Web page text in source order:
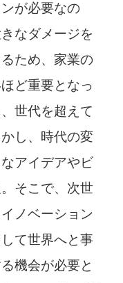
が必要なの
なダメージを
ため、家業の
ど重要となっ
世代を超えて
し、時代の変
アイデアやビ
そこで、次世
ノベーション
て世界へと事
機会が必要と